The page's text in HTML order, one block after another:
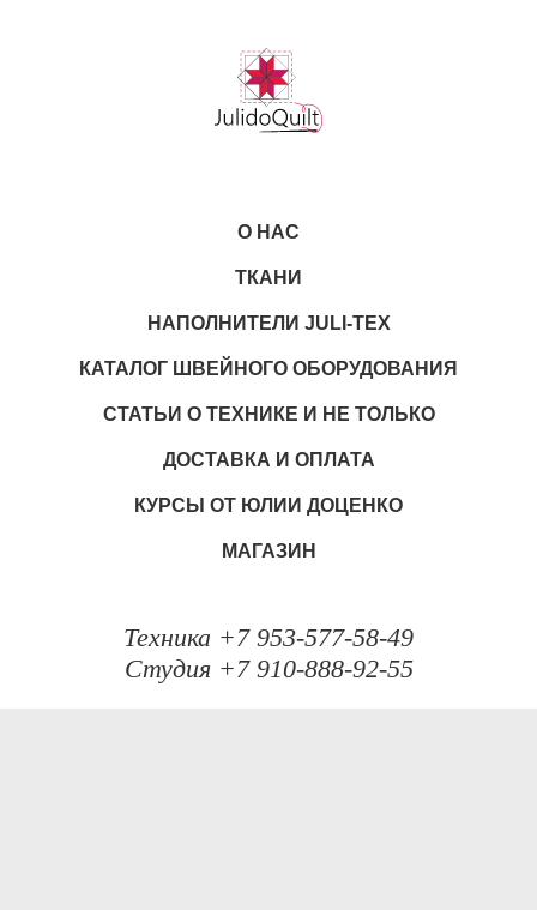
О НАС
ТКАНИ
НАПОЛНИТЕЛИ JULI-TEX
КАТАЛОГ ШВЕЙНОГО ОБОРУДОВАНИЯ
СТАТЬИ О ТЕХНИКЕ И НЕ ТОЛЬКО
ДОСТАВКА И ОПЛАТА
КУРСЫ ОТ ЮЛИИ ДОЦЕНКО
МАГАЗИН
Техника +7 953-577-58-49
Студия +7 910-888-92-55